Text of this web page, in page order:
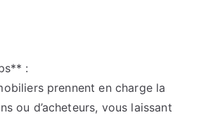
:
prennent en charge la
ou d’acheteurs, vous laissant